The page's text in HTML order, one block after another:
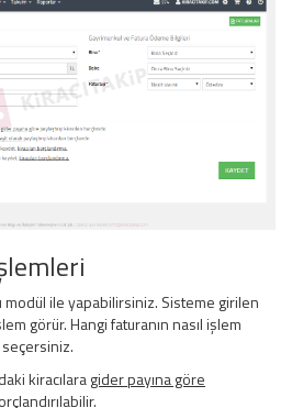
modül ile yapabilirsiniz. Sisteme girilen
görür. Hangi faturanın nasıl işlem
kiracılaragider payına göre